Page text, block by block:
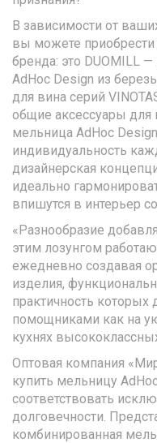
В зависимости от
вы можете
бренда: это DUOMILL
AdHoc Design из
для вина серий
общие аксессуары для
мельница AdHoc
индивидуальность
дизайнерская
идеально
впишутся в интерьер
«Разнообразие
этим лозунгом
ежедневно создавая
изделия,
практичность
помощниками как на
кухнях
Оптовая компания
купить мельницу
соответствовать
долговечности.
комбинированная